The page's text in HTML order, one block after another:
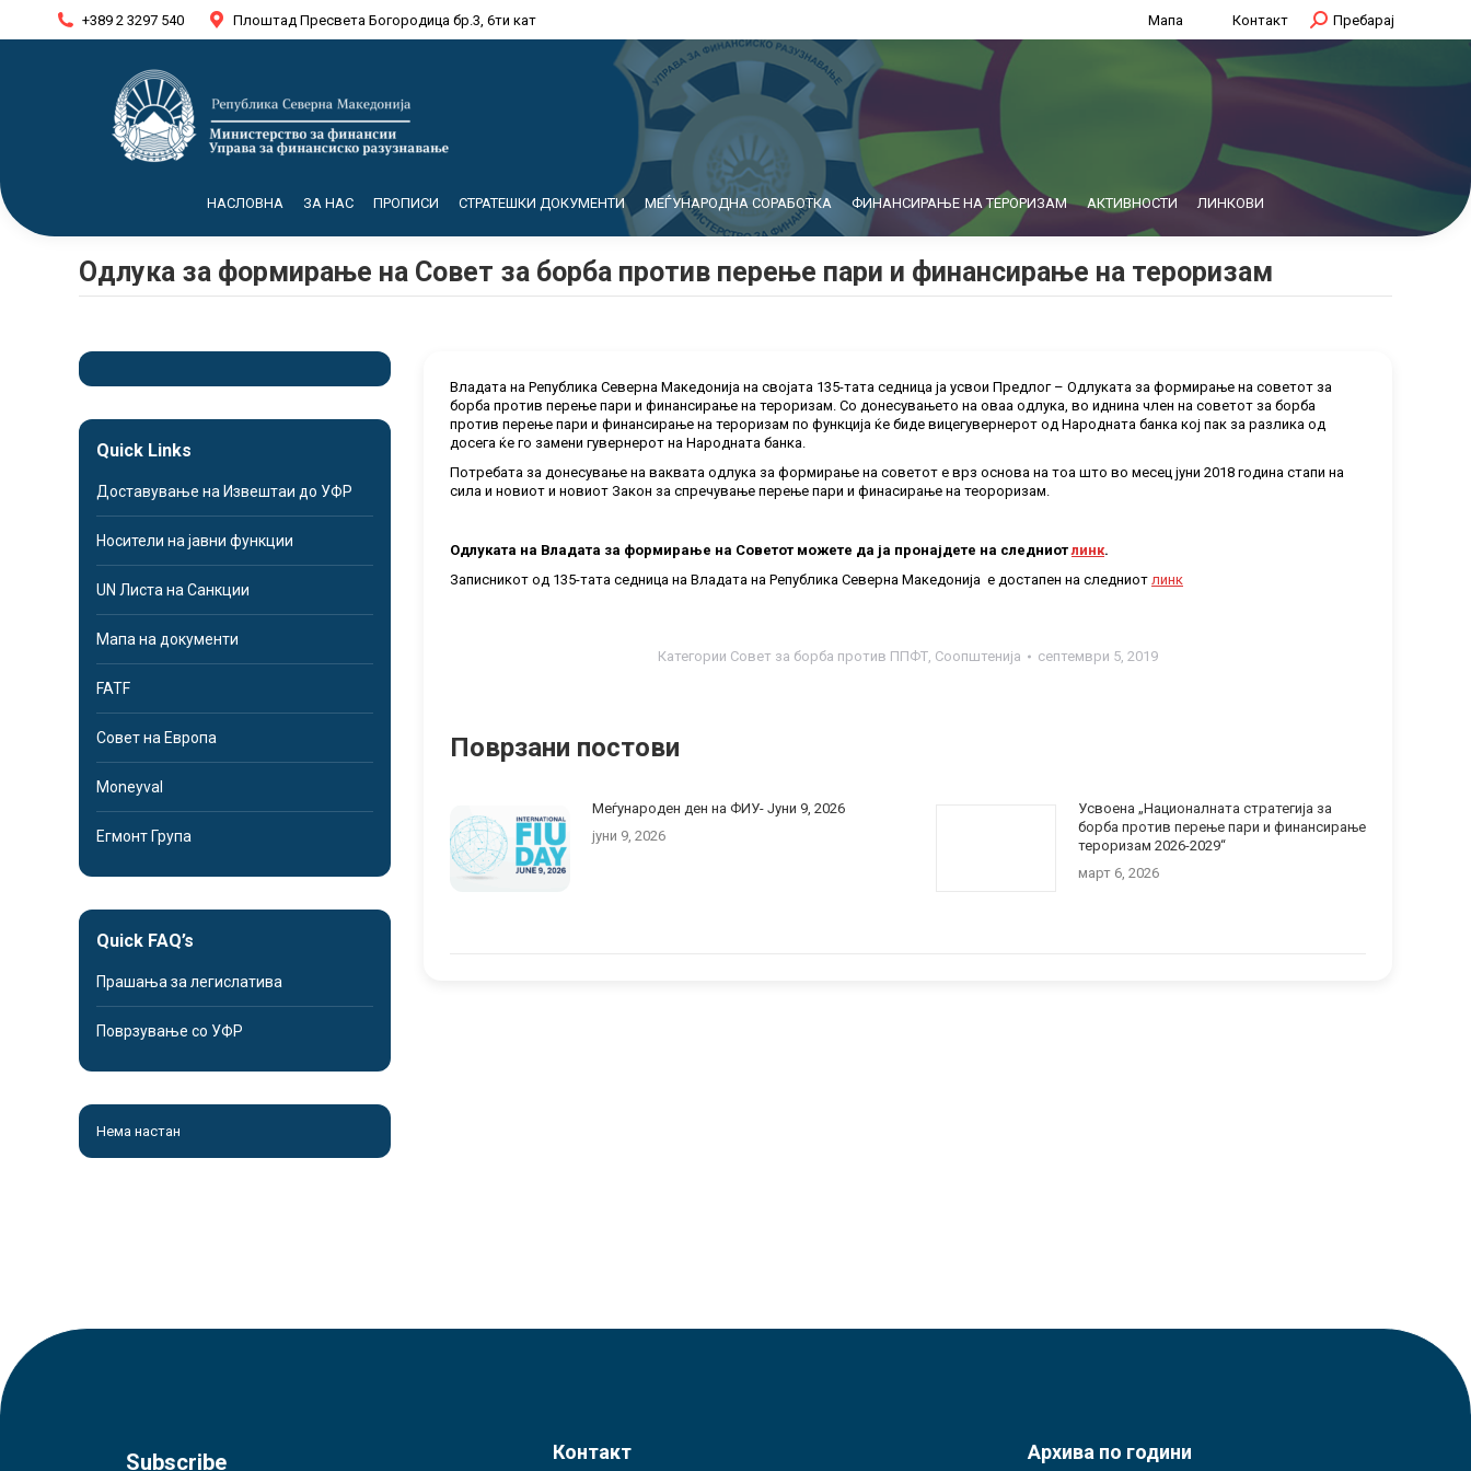
+389 2 3297 540 Плоштад Пресвета Богородица бр.3, 6ти кат Мапа Контакт Search:Пребарај
НАСЛОВНА ЗА НАС ПРОПИСИ СТРАТЕШКИ ДОКУМЕНТИ МЕЃУНАРОДНА СОРАБОТКА ФИНАНСИРАЊЕ НА ТЕРОРИЗАМ АКТИВНОСТИ ЛИНКОВИ
Одлука за формирање на Совет за борба против перење пари и финансирање на тероризам
Владата на Република Северна Македонија на својата 135-тата седница ја усвои Предлог – Одлуката за формирање на советот за
борба против перење пари и финансирање на тероризам. Со донесувањето на оваа одлука, во иднина член на советот за борба
против перење пари и финансирање на тероризам по функција ќе биде вицегувернерот од Народната банка кој пак за разлика од
досега ќе го замени гувернерот на Народната банка.
Потребата за донесување на ваквата одлука за формирање на советот е врз основа на тоа што во месец јуни 2018 година стапи на
сила и новиот и новиот Закон за спречување перење пари и финасирање на теороризам.
Одлуката на Владата за формирање на Советот можете да ја пронајдете на следниотлинк.
Записникот од 135-тата седница на Владата на Република Северна Македонија е достапен на следниот линк
Категории Совет за борба против ППФТ, Соопштенија септември 5, 2019
Поврзани постови
Меѓународен ден на ФИУ- Jуни 9, 2026
јуни 9, 2026
Усвоена „Националната стратегија за
борба против перење пари и финансирање
тероризам 2026-2029“
март 6, 2026
Quick Links
Доставување на Извештаи до УФР
Носители на јавни функции
UN Листа на Санкции
Мапа на документи
FATF
Совет на Европа
Moneyval
Егмонт Група
Quick FAQ’s
Прашања за легислатива
Поврзување со УФР
Нема настан
Subscribe Контакт Архива по години